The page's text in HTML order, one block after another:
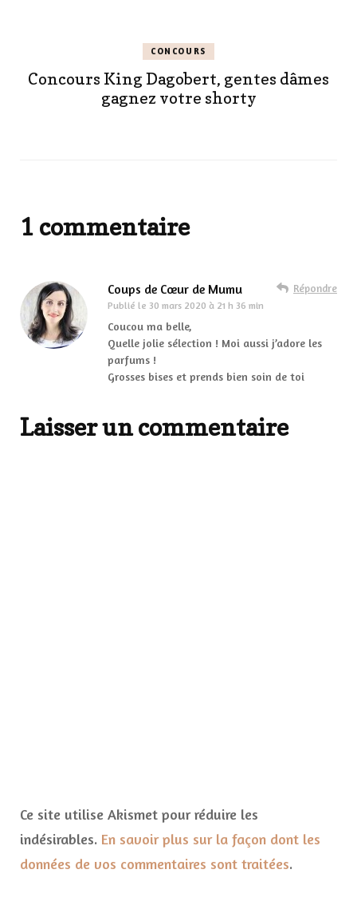
CONCOURS
Concours King Dagobert, gentes dâmes
gagnez votre shorty
1 commentaire
Coups de Cœur de Mumu
Publié le 30 mars 2020 à 21 h 36 min
Répondre
Coucou ma belle,
Quelle jolie sélection ! Moi aussi j’adore les
parfums !
Grosses bises et prends bien soin de toi
Laisser un commentaire
Ce site utilise Akismet pour réduire les
indésirables. En savoir plus sur la façon dont les
données de vos commentaires sont traitées.